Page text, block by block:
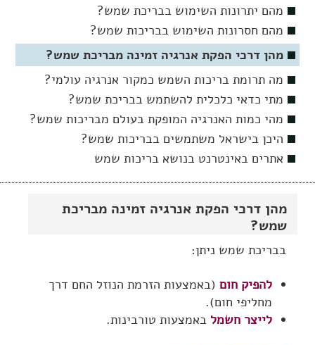
מהן דרכי הפקת אנרגיה זמינה מבריכת
שמש?
בבריכת שמש ניתן:
להפיק חום (באמצעות הזרמת הנוזל החם דרך
מחליפי חום).
לייצר חשמל באמצעות טורבינות.
מהם יתרונות השימוש בבריכת שמש?
מהם חסרונות השימוש בבריכות שמש?
מהן דרכי הפקת אנרגיה זמינה מבריכת שמש?
מה תרומת בריכות השמש כמקור אנרגיה עולמי?
מתי כדאי כלכלית להשתמש בבריכת שמש?
מהי כמות האנרגיה המופקת בעולם מבריכות שמש?
היכן בישראל משתמשים בבריכות שמש?
אתרים באינטרנט בנושא בריכות שמש